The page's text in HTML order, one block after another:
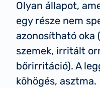
Olyan állapot,
egy része nem
azonosítható oka
szemek, irritált
bőrirritáció). A
köhögés, asztma.